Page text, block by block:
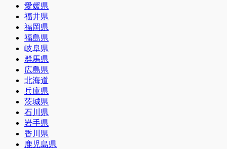
愛媛県
福井県
福岡県
福島県
岐阜県
群馬県
広島県
北海道
兵庫県
茨城県
石川県
岩手県
香川県
鹿児島県